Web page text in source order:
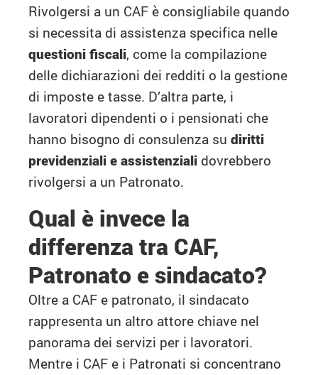
Rivolgersi a un CAF è consigliabile quando
si necessita di assistenza specifica nelle
questioni fiscali, come la compilazione
delle dichiarazioni dei redditi o la gestione
di imposte e tasse. D’altra parte, i
lavoratori dipendenti o i pensionati che
hanno bisogno di consulenza su diritti
previdenziali e assistenziali dovrebbero
rivolgersi a un Patronato.
Qual è invece la
differenza tra CAF,
Patronato e sindacato?
Oltre a CAF e patronato, il sindacato
rappresenta un altro attore chiave nel
panorama dei servizi per i lavoratori.
Mentre i CAF e i Patronati si concentrano